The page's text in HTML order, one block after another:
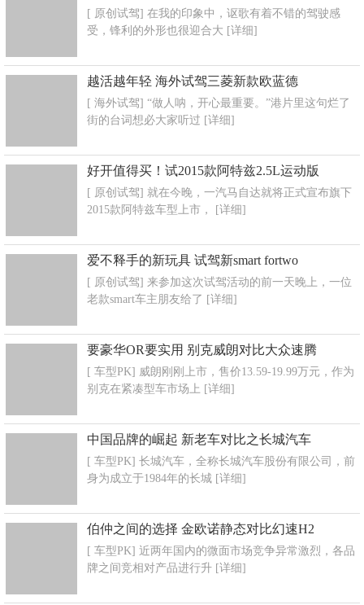
[ 原创试驾] 在我的印象中，讴歌有着不错的驾驶感
受，锋利的外形也很迎合大 [详细]
越活越年轻 海外试驾三菱新款欧蓝德
[ 海外试驾] “做人呐，开心最重要。”港片里这句烂了
街的台词想必大家听过 [详细]
好开值得买！试2015款阿特兹2.5L运动版
[ 原创试驾] 就在今晚，一汽马自达就将正式宣布旗下
2015款阿特兹车型上市，
[详细]
爱不释手的新玩具 试驾新smart fortwo
[ 原创试驾] 来参加这次试驾活动的前一天晚上，一位
老款smart车主朋友给了 [详细]
要豪华OR要实用 别克威朗对比大众速腾
[ 车型PK] 威朗刚刚上市，售价13.59-19.99万元，作为
别克在紧凑型车市场上 [详细]
中国品牌的崛起 新老车对比之长城汽车
[ 车型PK] 长城汽车，全称长城汽车股份有限公司，前
身为成立于1984年的长城 [详细]
伯仲之间的选择 金欧诺静态对比幻速H2
[ 车型PK] 近两年国内的微面市场竞争异常激烈，各品
牌之间竞相对产品进行升 [详细]